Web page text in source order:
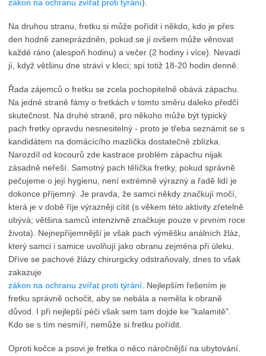
zákon na ochranu zvířat proti týrání).
Na druhou stranu, fretku si může pořídit i někdo, kdo je přes
den hodně zaneprázdněn, pokud se jí ovšem může věnovat
každé ráno (alespoň hodinu) a večer (2 hodiny i více). Nevadí
jí, když většinu dne stráví v kleci; spí totiž 18-20 hodin denně.
Řada zájemců o fretku se zcela pochopitelně obává zápachu.
Na jedné straně fámy o fretkách v tomto směru daleko předčí
skutečnost. Na druhé straně, pro někoho může být typický
pach fretky opravdu nesnesitelný - proto je třeba seznámit se s
kandidátem na domácícího mazlíčka dostatečně zblízka.
Narozdíl od kocourů zde kastrace problém zápachu nijak
zásadně neřeší. Samotný pach tělíčka fretky, pokud správně
pečujeme o její hygienu, není extrémně výrazný a řadě lidí je
dokonce příjemný. Je pravda, že samci někdy značkují močí,
která je v době říje výrazněji cítit (s věkem této aktivity zřetelně
ubývá; většina samců intenzivně značkuje pouze v prvním roce
života). Nejnepříjemnější je však pach výměšku análních žláz,
který samci i samice uvolňují jako obranu zejména při úleku.
Dříve se pachové žlázy chirurgicky odstraňovaly, dnes to však
zakazuje
zákon na ochranu zvířat proti týrání . Nejlepším řešením je
fretku správně ochočit, aby se nebála a neměla k obraně
důvod. I při nejlepší péči však sem tam dojde ke "kalamitě".
Kdo se s tím nesmíří, nemůže si fretku pořídit.
Oproti kočce a psovi je fretka o něco náročnější na ubytování.